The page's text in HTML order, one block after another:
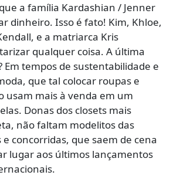
a família Kardashian / Jenner
dinheiro. Isso é fato! Kim, Khloe,
e a matriarca Kris
qualquer coisa. A última
Em tempos de sustentabilidade e
que tal colocar roupas e
usam mais à venda em um
Donas dos closets mais
não faltam modelitos das
concorridas, que saem de cena
lugar aos últimos lançamentos